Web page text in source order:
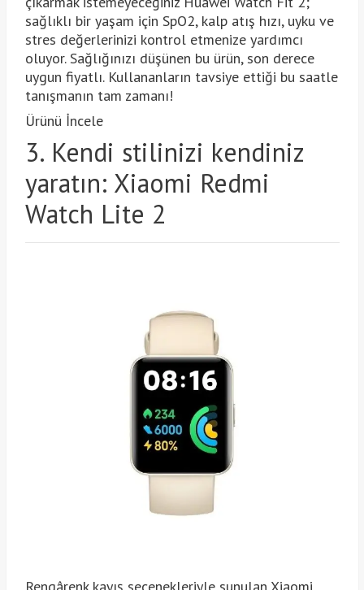
sağlıklı bir yaşam için SpO2, kalp atış hızı, uyku ve
stres değerlerinizi kontrol etmenize yardımcı
oluyor. Sağlığınızı düşünen bu ürün, son derece
uygun fiyatlı. Kullananların tavsiye ettiği bu saatle
tanışmanın tam zamanı!
Ürünü İncele
3. Kendi stilinizi kendiniz
yaratın: Xiaomi Redmi
Watch Lite 2